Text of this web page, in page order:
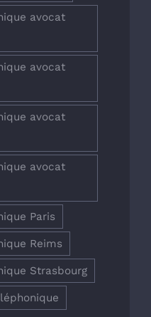
avocat
avocat
avocat
avocat
Paris
Reims
Strasbourg